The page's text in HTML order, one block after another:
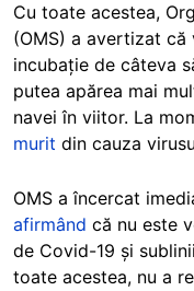
Cu toate acestea,
(OMS) a avertizat
incubație de câteva
putea apărea mai
navei în viitor. La
murit din cauza
OMS a încercat
afirmând că nu este
de Covid-19 și
toate acestea, nu a